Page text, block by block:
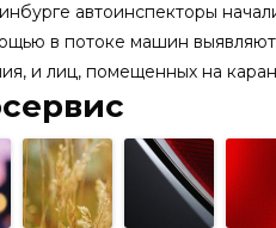
автоинспекторы
в потоке машин
и лиц, помещенных на